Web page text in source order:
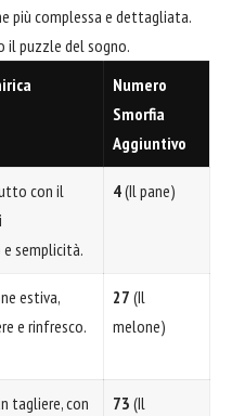
più complessa e dettagliata.
il puzzle del sogno.
Numero
Smorfia
Aggiuntivo
con il
semplicità.
4(Il pane)
estiva,
e rinfresco.
27 (Il
melone)
tagliere, con
73 (Il